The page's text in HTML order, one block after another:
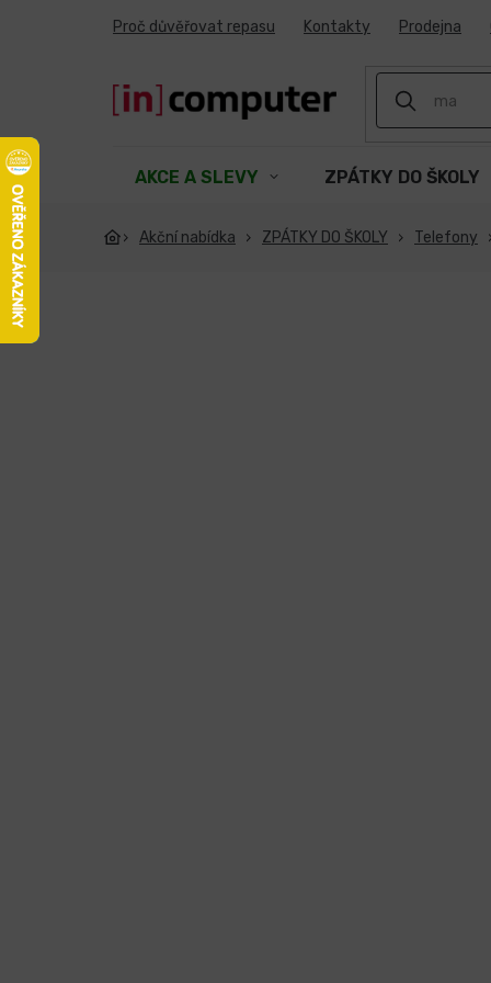
Proč důvěřovat repasu Kontakty Prodejna
AKCE A SLEVY ZPÁTKY DO ŠKOLY
Akční nabídka ZPÁTKY DO ŠKOLY Telefony